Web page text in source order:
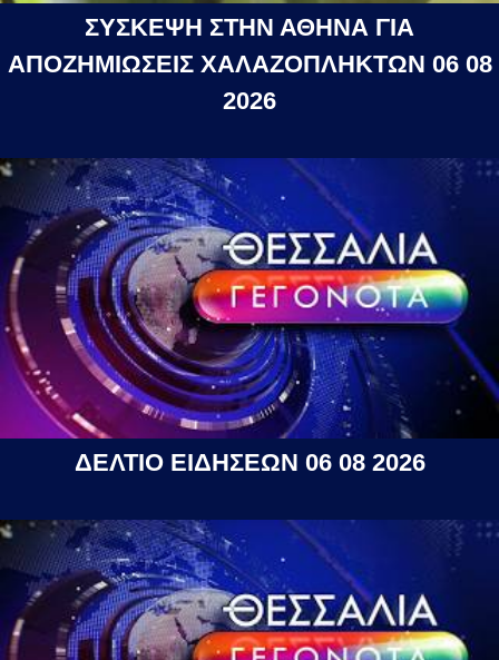
ΣΥΣΚΕΨΗ ΣΤΗΝ ΑΘΗΝΑ ΓΙΑ
ΑΠΟΖΗΜΙΩΣΕΙΣ ΧΑΛΑΖΟΠΛΗΚΤΩΝ 06 08
2026
ΔΕΛΤΙΟ ΕΙΔΗΣΕΩΝ 06 08 2026